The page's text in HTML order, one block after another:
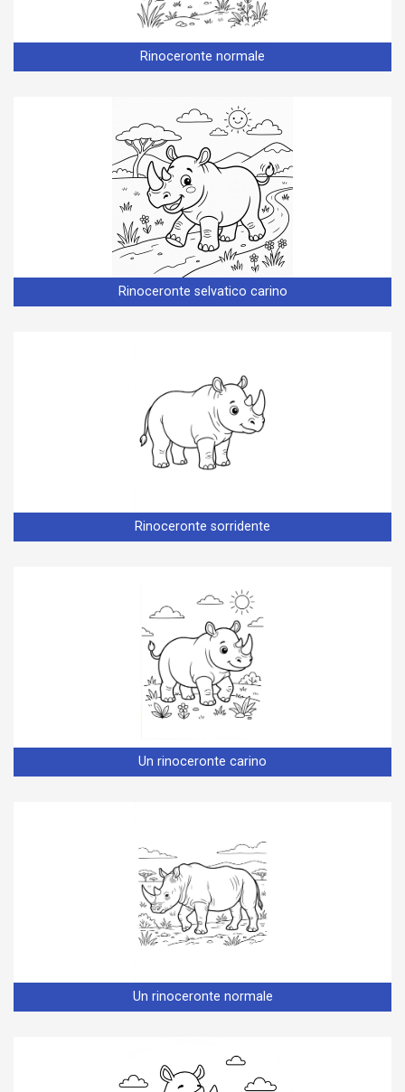
Rinoceronte normale
Rinoceronte selvatico carino
Rinoceronte sorridente
Un rinoceronte carino
Un rinoceronte normale